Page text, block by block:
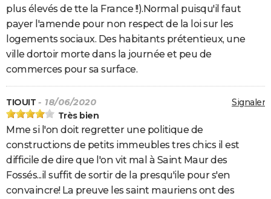
plus élevés de tte la France !!).Normal puisqu'il faut
payer l'amende pour non respect de la loi sur les
logements sociaux. Des habitants prétentieux, une
ville dortoir morte dans la journée et peu de
commerces pour sa surface.
Signaler
TIOUIT - 18/06/2020
Très bien
Mme si l'on doit regretter une politique de
constructions de petits immeubles tres chics il est
difficile de dire que l'on vit mal à Saint Maur des
Fossés...il suffit de sortir de la presqu'ile pour s'en
convaincre! La preuve les saint mauriens ont des